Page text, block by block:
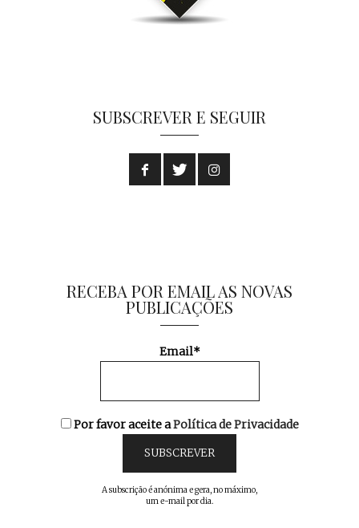
SUBSCREVER E SEGUIR
RECEBA POR EMAIL AS NOVAS
PUBLICAÇÕES
Email*
Por favor aceite aPolítica de Privacidade
A subscrição é anónima e gera, no máximo,
um e-mail por dia.